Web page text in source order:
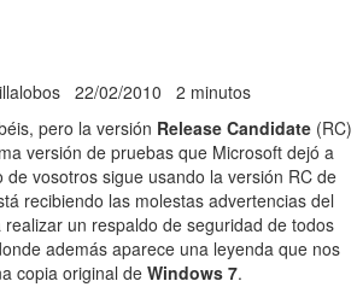
22/02/2010 2 minutos
pero la versión Release Candidate (RC)
versión de pruebas que Microsoft dejó a
de vosotros sigue usando la versión RC de
recibiendo las molestas advertencias del
un respaldo de seguridad de todos
además aparece una leyenda que nos
copia original de Windows 7.